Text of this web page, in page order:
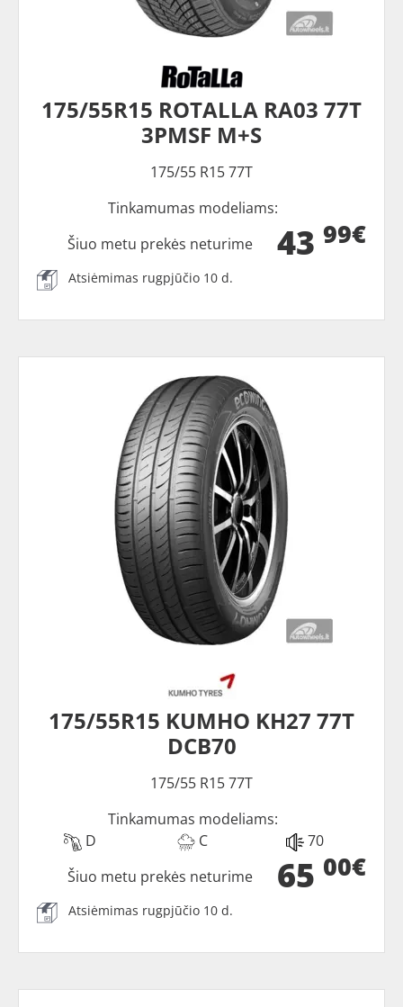
175/55R15 ROTALLA RA03 77T
3PMSF M+S
175/55 R15 77T
Tinkamumas modeliams:
43 99€
Šiuo metu prekės neturime
Atsiėmimas rugpjūčio 10 d.
175/55R15 KUMHO KH27 77T
DCB70
175/55 R15 77T
Tinkamumas modeliams:
D
C 70
65 00€
Šiuo metu prekės neturime
Atsiėmimas rugpjūčio 10 d.